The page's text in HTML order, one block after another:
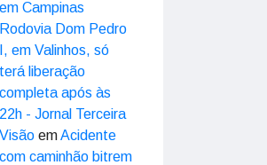
em Campinas
Rodovia Dom Pedro
I, em Valinhos, só
terá liberação
completa após às
22h - Jornal Terceira
Visão emAcidente
com caminhão bitrem